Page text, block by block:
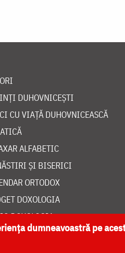
DUHOVNICEȘTI
CU VIAȚĂ DUHOVNICEASCĂ
ALFABETIC
ȘI BISERICI
ORTODOX
DOXOLOGIA
DOXOLOGIA
dumneavoastră pe